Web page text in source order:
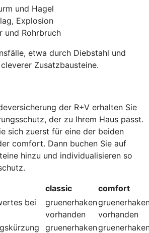
und Hagel
Explosion
und Rohrbruch
etwa durch Diebstahl und
Zusatzbausteine.
der R+V erhalten Sie
der zu Ihrem Haus passt.
sich zuerst für eine der beiden
comfort. Dann buchen Sie auf
hinzu und individualisieren so
classic
comfort
bei
gruenerhaken
vorhanden
vorhanden
gruenerhaken